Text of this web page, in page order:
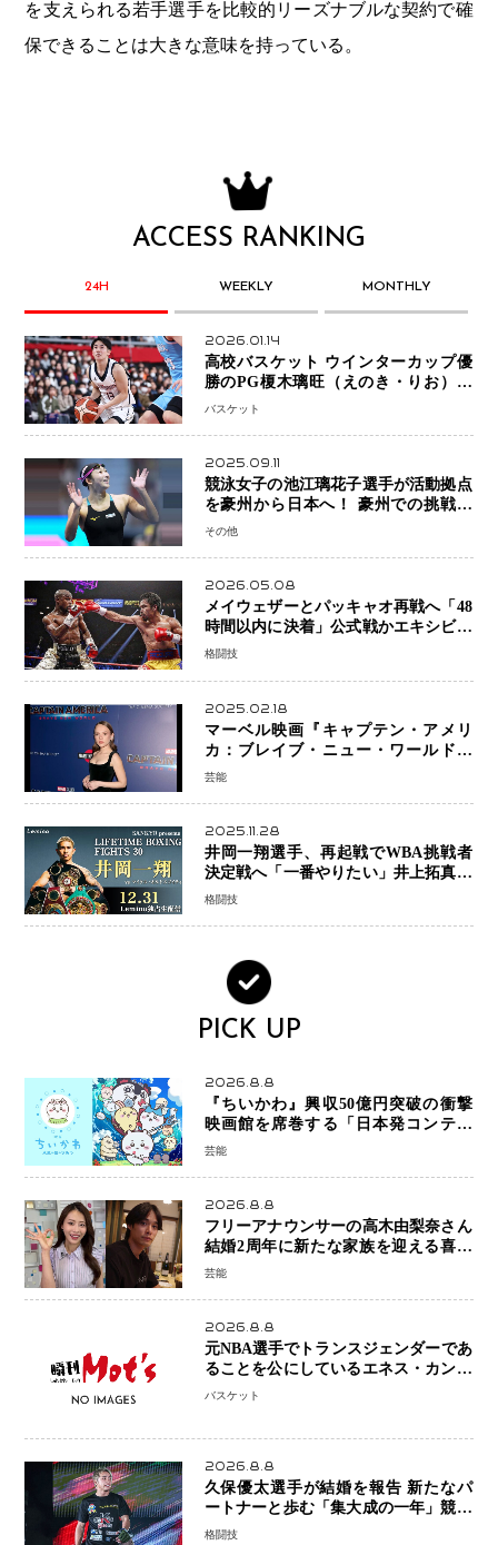
を支えられる若手選手を比較的リーズナブルな契約で確
保できることは大きな意味を持っている。
ACCESS RANKING
24H WEEKLY MONTHLY
2026.01.14
高校バスケット ウインターカップ優
勝のPG榎木璃旺（えのき・りお）が
プロの現場へ―。
バスケット
2025.09.11
競泳女子の池江璃花子選手が活動拠点
を豪州から日本へ！ 豪州での挑戦を
糧に、28年ロサンゼルス五輪へ再始動
その他
2026.05.08
メイウェザーとパッキャオ再戦へ「48
時間以内に決着」公式戦かエキシビシ
ョンか混迷続く
格闘技
2025.02.18
マーベル映画『キャプテン・アメリ
カ：ブレイブ・ニュー・ワールド』
新ブラック・ウィドウ役のシラ・ハー
芸能
2025.11.28
井岡一翔選手、再起戦でWBA挑戦者
決定戦へ「一番やりたい」井上拓真選
手との戦いも視野に
格闘技
PICK UP
2026.8.8
『ちいかわ』興収50億円突破の衝撃
映画館を席巻する「日本発コンテン
ツ」の強さ スパイダーマン、モアナ
芸能
2026.8.8
フリーアナウンサーの高木由梨奈さん
結婚2周年に新たな家族を迎える喜び
を報告 夫・岸田タツヤさんと連名
芸能
2026.8.8
元NBA選手でトランスジェンダーであ
ることを公にしているエネス・カンタ
ーがWNBAドラフト参戦を表明「参加
バスケット
2026.8.8
久保優太選手が結婚を報告 新たなパ
ートナーと歩む「集大成の一年」競技
生活を支える存在に感謝
格闘技